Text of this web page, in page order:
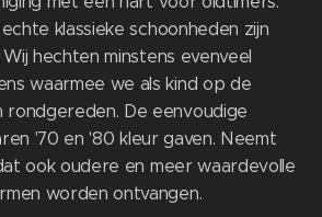
klassieke schoonheden zijn
hechten minstens evenveel
waarmee we als kind op de
De eenvoudige
'70 en '80 kleur gaven. Neemt
ook oudere en meer waardevolle
worden ontvangen.